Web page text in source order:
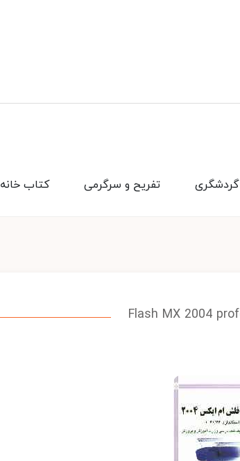
کتاب خانه تفریح و سرگرمی گردشگری